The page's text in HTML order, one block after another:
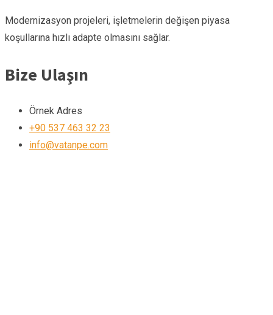
Modernizasyon projeleri, işletmelerin değişen piyasa
koşullarına hızlı adapte olmasını sağlar.
Bize Ulaşın
Örnek Adres
+90 537 463 32 23
info@vatanpe.com